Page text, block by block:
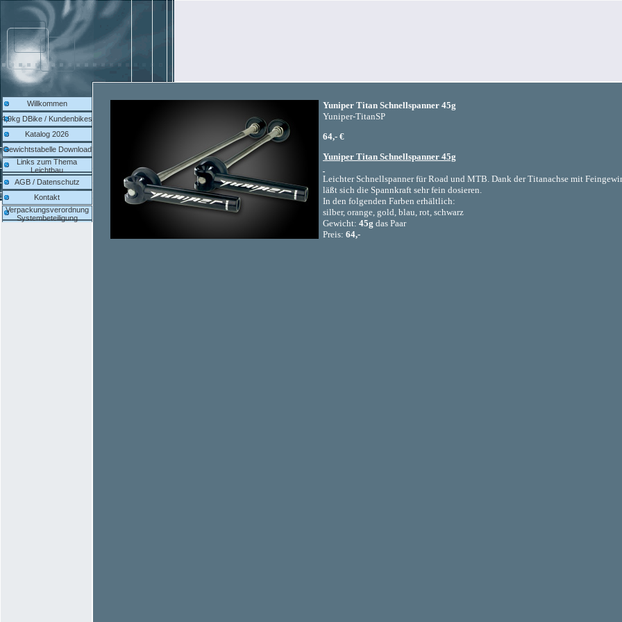
Willkommen
4,9kg DBike / Kundenbikes
Katalog 2026
Gewichtstabelle Download
Links zum Thema
Leichtbau
AGB / Datenschutz
Kontakt
Verpackungsverordnung
Systembeteiligung
Yuniper Titan Schnellspanner 45g
Yuniper-TitanSP
64,- €
Yuniper Titan Schnellspanner 45g
Leichter Schnellspanner für Road und MTB. Dank der Titanachse mit
läßt sich die Spannkraft sehr fein dosieren.
In den folgenden Farben erhältlich:
silber, orange, gold, blau, rot, schwarz
Gewicht: 45g das Paar
Preis: 64,-